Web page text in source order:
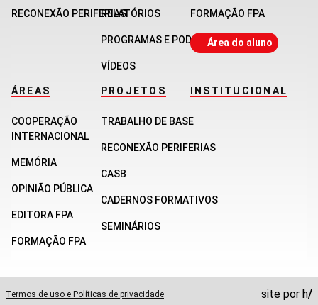
RECONEXÃO PERIFERIASRELATÓRIOS
PROGRAMAS E PODCASTS
VÍDEOS
FORMAÇÃO FPA
Área do aluno
ÁREAS
COOPERAÇÃO
INTERNACIONAL
MEMÓRIA
OPINIÃO PÚBLICA
EDITORA FPA
FORMAÇÃO FPA
PROJETOS
TRABALHO DE BASE
RECONEXÃO PERIFERIAS
CASB
CADERNOS FORMATIVOS
SEMINÁRIOS
INSTITUCIONAL
Termos de uso e Políticas de privacidade site por h/